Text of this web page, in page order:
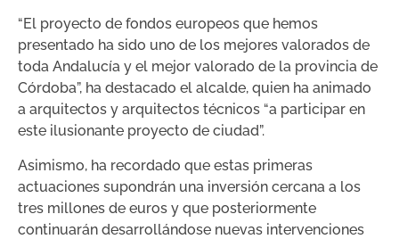
“El proyecto de fondos europeos que hemos
presentado ha sido uno de los mejores valorados de
toda Andalucía y el mejor valorado de la provincia de
Córdoba”, ha destacado el alcalde, quien ha animado
a arquitectos y arquitectos técnicos “a participar en
este ilusionante proyecto de ciudad”.
Asimismo, ha recordado que estas primeras
actuaciones supondrán una inversión cercana a los
tres millones de euros y que posteriormente
continuarán desarrollándose nuevas intervenciones